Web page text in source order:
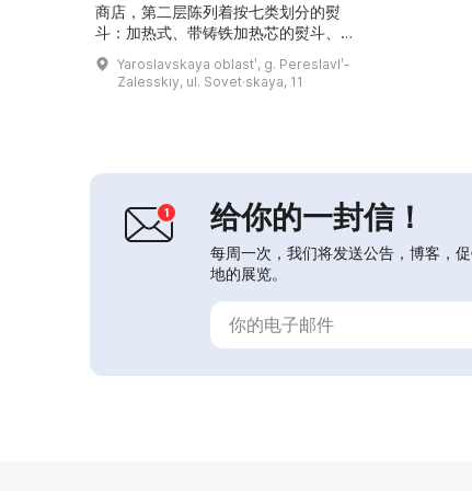
商店，第二层陈列着按七类划分的熨
斗：加热式、带铸铁加热芯的熨斗、煤
炭熨斗、蒸汽熨斗、酒精熨斗、燃气熨
斗和电熨斗。每年举办一次“熨斗节”，
在活动中来宾可以亲自体验所有种类熨
Yaroslavskaya oblastʹ, g. Pereslavlʹ-
Zalesskiy, ul. Sovet·skaya, 11
给你的一封信！
每周一次，我们将发送公告，博客，
地的展览。